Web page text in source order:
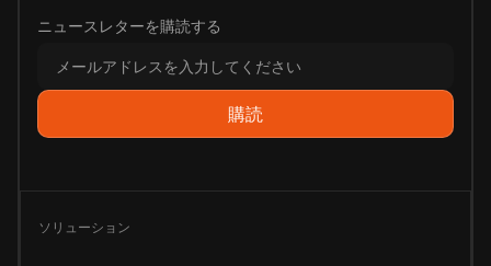
ニュースレターを購読する
ソリューション